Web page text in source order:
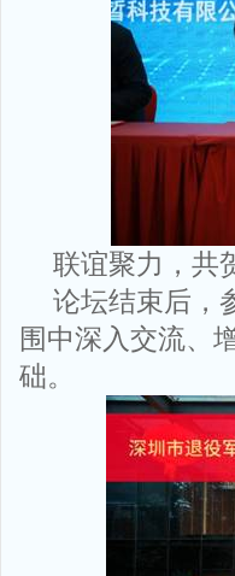
联谊聚力，共
论坛结束后，
围中深入交流、
础。